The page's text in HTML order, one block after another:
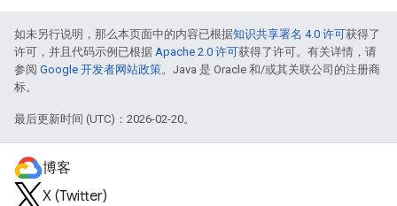
如未另行说明，那么本页面中的内容已根据知识共享署名 4.0 许可获得了
许可，并且代码示例已根据 Apache 2.0 许可获得了许可。有关详情，请
参阅 Google 开发者网站政策。Java 是 Oracle 和/或其关联公司的注册商
标。
最后更新时间 (UTC)：2026-02-20。
博客
X (Twitter)